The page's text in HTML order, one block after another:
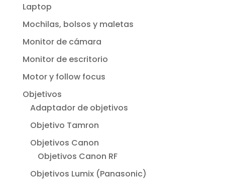
Laptop
Mochilas, bolsos y maletas
Monitor de cámara
Monitor de escritorio
Motor y follow focus
Objetivos
Adaptador de objetivos
Objetivo Tamron
Objetivos Canon
Objetivos Canon RF
Objetivos Lumix (Panasonic)